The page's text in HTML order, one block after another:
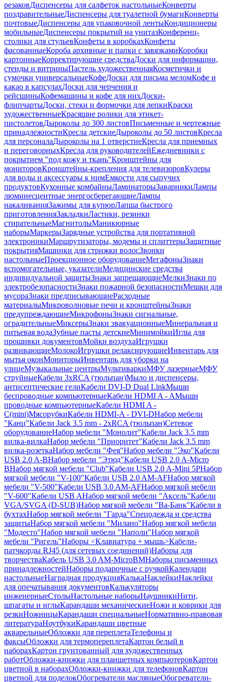
резаковДиспенсеры для салфеток настольныеКонверты
поздравительныеДиспенсеры для туалетной бумагиКонверты
почтовыеДиспенсеры для упаковочной лентыКондиционеры
мобильныеДиспенсеры покрытий на унитазКонференц-
столики для стульевКонфеты в коробкахКонфеты
фасованныеКороба архивные и папки с завязкамиКоробки
картонныеКорректирующие средстваДоски для информации,
стенды и витриныПастель художественнаяКосметички и
сумочки универсальныеКофеДоски для письма меломКофе и
какао в капсулахДоски для черчения и
рейсшиныКофемашины и кофе для нихДоски-
флипчартыДоски, стеки и формочки для лепкиКраски
художественныеКрасящие ролики для этикет-
пистолетовДыроколы до 300 листовПисьменные и чертежные
принадлежностиКресла детскиеДыроколы до 50 листовКресла
для персоналаДыроколы на 1 отверстиеКресла для приемных
и переговорныхКресла для руководителейЕжедневники с
покрытием "под кожу и ткань"Кронштейны для
мониторовКронштейны-крепления для телевизоровКулеры
для воды и аксессуары к нимЕмкости для сыпучих
продуктовКухонные комбайныЛаминаторыЗаварникиЛампы
люминесцентные энергосберегающиеЛампы
накаливанияЗажимы для купюрЛапша быстрого
приготовленияЗакладкиЛастики, резинки
стирательныеМагнитолыМаникюрные
наборыМаркерыЗарядные устройства для портативной
электроникиМаршрутизаторы, модемы и сплиттерыЗащитные
покрытияМашинки для стрижки волосЗвонки
настольныеПроекционное оборудованиеМегафоныЗнаки
вспомогательные, указателиМедицинские средства
индивидуальной защитыЗнаки запрещающиеМелкиЗнаки по
электробезопасностиЗнаки пожарной безопасностиМешки для
мусораЗнаки предписывающиеРасходные
материалыМикроволновые печи и кронштейныЗнаки
предупреждающиеМикрофоныЗнаки сигнальные,
оградительныеМиксерыЗнаки эвакуационныеМинеральная и
питьевая водаЗубные пасты детскиеМинимойкиИглы для
прошивки документовМойки воздухаИгрушки
развивающиеМолокоИгрушки релаксирующиеИнвентарь для
мытья оконМониторыИнвентарь для уборки на
улицеМузыкальные центрыМультиваркиМФУ лазерныеМФУ
струйныеКабели 3xRCA (тюльпан)Мыло и диспенсеры,
антисептические гелиКабели DVI-D Dual LinkМыши
беспроводные компьютерныеКабели HDMI A - AМыши
проводные компьютерныеКабели HDMI A -
C(mini)МясорубкиКабели HDMI-A - DVI-DНабор мебели
"Канц"Кабели Jack 3.5 mm - 2xRCA (тюльпан)Сетевое
оборудованиеНабор мебели "Монолит"Кабели Jack 3.5 mm
вилка-вилкаНабор мебели "Приоритет"Кабели Jack 3.5 mm
вилка-розеткаНабор мебели "Фея"Набор мебели "Эко"Кабели
USB 2.0 A-BНабор мебели "Этюд"Кабели USB 2.0 A-Micro
BНабор мягкой мебели "Club"Кабели USB 2.0 A-Mini 5PНабор
мягкой мебели "V-100"Кабели USB 2.0 AM-AFНабор мягкой
мебели "V-500"Кабели USB 3.0 AM-AFНабор мягкой мебели
"V-600"Кабели USB AНабор мягкой мебели "Аксель"Кабели
VGA/SVGA (D-SUB)Набор мягкой мебели "Ва-Банк"Кабели в
бухтахНабор мягкой мебели "Гарда"Спецодежда и средства
защитыНабор мягкой мебели "Милано"Набор мягкой мебели
"Модесто"Набор мягкой мебели "Наполи"Набор мягкой
мебели "Ригель"Наборы <Клавиатура + мышь>Кабели-
патчкорды RJ45 (для сетевых соединений)Наборы для
творчестваКабель USB 3.0 AM-MicroBMНаборы письменных
принадлежностейНаборы подарочные с ручкойКалендари
настольныеНаградная продукцияКалькаНаклейкиНаклейки
для опечатывания документовКалькуляторы
инженерныеСтолыНастольные наборыНаушникиНити,
шпагаты и иглыКарандаши механическиеНожи и коврики для
резкиНожницыКарандаши специальныеНормативно-правовая
литератураНоутбукиКарандаши цветные
акварельныеОбложки для переплетаТелефоны и
факсыОбложки для термопереплетаКартон белый в
наборахКартон грунтованный для художественных
работОбложки-книжки для планшетных компьютеровКартон
цветной в наборахОбложки-книжки для телефоновКартон
цветной для поделокОбогреватели масляныеОбогреватели-